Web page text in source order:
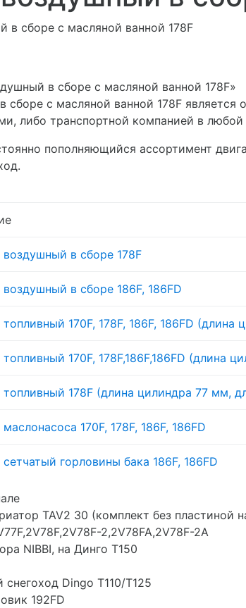
в сборе с масляной ванной 178F»
сборе с масляной ванной 178F
либо транспортной компанией в
пополняющийся ассортимент
в сборе 178F
в сборе 186F, 186FD
170F, 178F, 186F, 186FD
170F, 178F,186F,186FD (длина
178F (длина цилиндра 77 мм,
170F, 178F, 186F, 186FD
горловины бака 186F, 186FD
TAV2 30 (комплект без
2,2V78FA,2V78F-2A
NIBBI, на Динго Т150
Dingo T110/T125
192FD